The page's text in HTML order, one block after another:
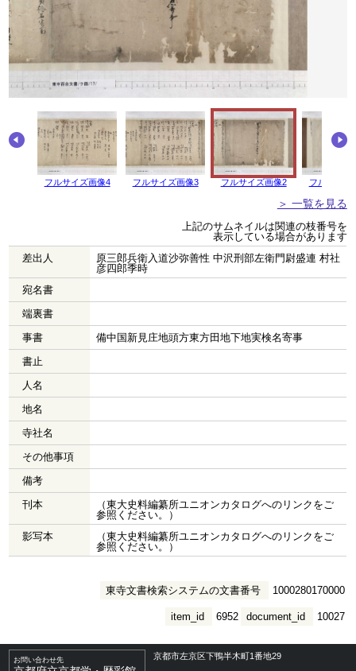
フルサイズ画像4 フルサイズ画像3 フルサイズ画像2 フルサイズ
＞ 一覧を見る
上記のサムネイルは関連の枝番号を
表示している場合があります
差出人
原三郎兵衛入道沙弥善性 中沢刑部左衛門尉盛連 村社
彦四郎季時
宛名書
端裏書
事書
備中国新見庄地頭方東方田地下地実検名寄事
書止
人名
地名
寺社名
その他事項
備考
刊本
（東大史料編纂所ユニオンカタログへのリンクをご
参照ください。）
影写本
（東大史料編纂所ユニオンカタログへのリンクをご
参照ください。）
東寺文書検索システムの文書番号 1000280170000
document_id 10027
item_id 6952
お問い合わせ先 京都市左京区下鴨半木町1番地29